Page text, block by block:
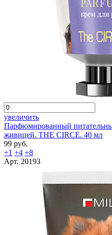
увеличить
Парфюмированный
живицей. THE CIRCE. 40 мл
99 руб.
+1 +4 +8
Арт. 20193